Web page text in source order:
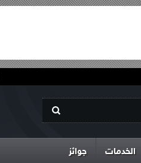
الخدمات جوائز